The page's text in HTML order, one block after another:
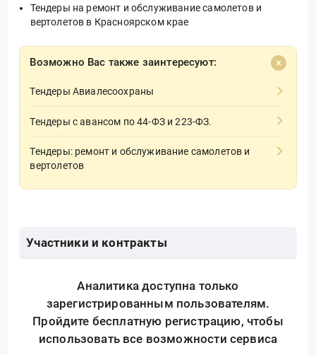
Тендеры на ремонт и обслуживание самолетов и
вертолетов в Красноярском крае
Возможно Вас также заинтересуют:
Тендеры Авиалесоохраны
Тендеры с авансом по 44-ФЗ и 223-ФЗ.
Тендеры: ремонт и обслуживание самолетов и
вертолетов
Участники и контракты
Аналитика доступна только
зарегистрированным пользователям.
Пройдите бесплатную регистрацию, чтобы
использовать все возможности сервиса